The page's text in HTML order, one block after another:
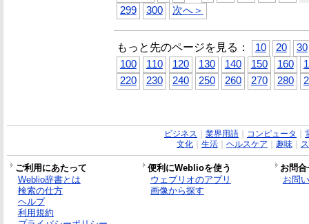
299
300 次へ＞
もっと先のページを見る： 10 20
30
100
110 120 130 140 150 160
220
230 240 250 260 270 280
ビジネス 業界用語｜ コンピュータ
文化｜ 生活｜ ヘルスケア 趣味｜
ご利用にあたって 便利にWeblioを使う
お問
Weblio辞書とは
検索の仕方
ヘルプ
利用規約
ウェブリオのアプリ
画像から探す
お問